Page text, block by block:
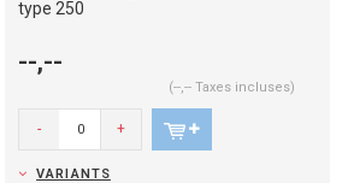
type 250
--,--
(--,-- Taxes incluses)
- +
VARIANTS